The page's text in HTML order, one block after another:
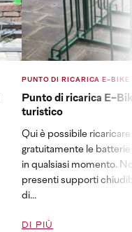
PUNTO DI RICARICA E-BIKE
Punto di ricarica E-
turistico
Qui è possibile ricaricare
gratuitamente le
in qualsiasi momento.
presenti supporti
di...
DI PIÙ